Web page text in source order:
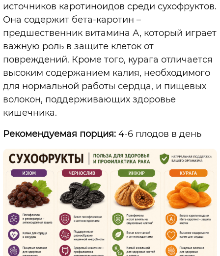
источников каротиноидов среди сухофруктов.
Она содержит бета-каротин –
предшественник витамина А, который играет
важную роль в защите клеток от
повреждений. Кроме того, курага отличается
высоким содержанием калия, необходимого
для нормальной работы сердца, и пищевых
волокон, поддерживающих здоровье
кишечника.
Рекомендуемая порция: 4-6 плодов в день